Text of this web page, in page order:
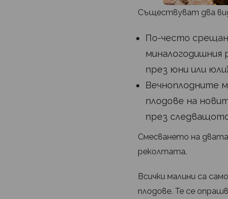
Съществуват два
По-често
миналогодишния
през юни или
Вечноплодните
плодове на
през
Смесването на двата
реколтата.
Всички малини са
плодове. Те се